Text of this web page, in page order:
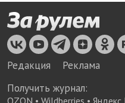
Редакция
Реклама
Получить журнал: